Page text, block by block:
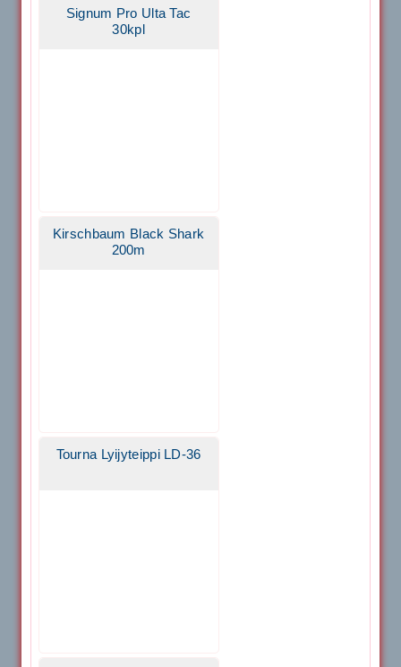
Signum Pro Ulta Tac
30kpl
Kirschbaum Black Shark
200m
Tourna Lyijyteippi LD-36